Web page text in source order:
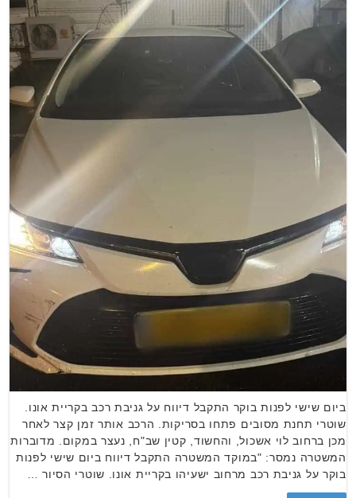
ביום שישי לפנות בוקר התקבל דיווח על גניבת רכב בקריית אונו.
שוטרי תחנת מסובים פתחו בסריקות. הרכב אותר זמן קצר לאחר
מכן ברחוב לוי אשכול, והחשוד, קטין שב"ח, נעצר במקום. מדוברות
המשטרה נמסר: "במוקד המשטרה התקבל דיווח ביום שישי לפנות
בוקר על גניבת רכב מרחוב ישעיהו בקריית אונו. שוטרי הסיור …